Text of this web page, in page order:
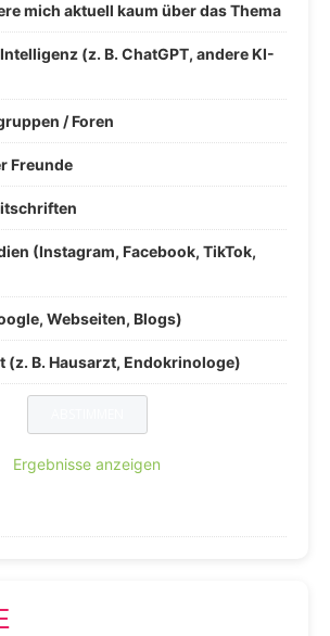
mich aktuell kaum über das Thema
(z. B. ChatGPT, andere KI-
/ Foren
Freunde
(Instagram, Facebook, TikTok,
Webseiten, Blogs)
(z. B. Hausarzt, Endokrinologe)
Ergebnisse anzeigen